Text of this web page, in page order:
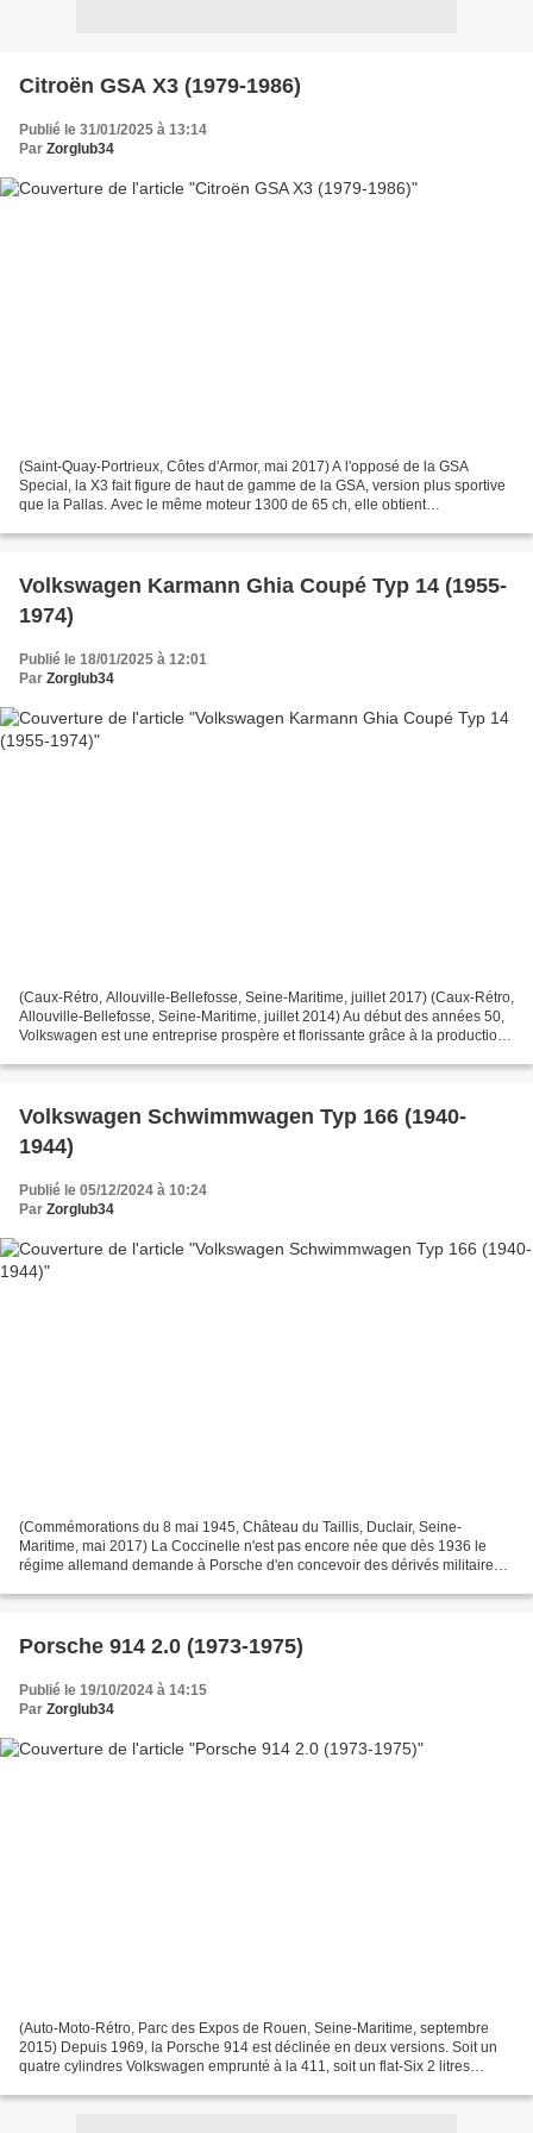
Citroën GSA X3 (1979-1986)
Publié le 31/01/2025 à 13:14
Par Zorglub34
(Saint-Quay-Portrieux, Côtes d'Armor, mai 2017) A l'opposé de la GSA
Special, la X3 fait figure de haut de gamme de la GSA, version plus sportive
que la Pallas. Avec le même moteur 1300 de 65 ch, elle obtient
Volkswagen Karmann Ghia Coupé Typ 14 (1955-
1974)
Publié le 18/01/2025 à 12:01
Par Zorglub34
(Caux-Rétro, Allouville-Bellefosse, Seine-Maritime, juillet 2017) (Caux-Rétro,
Allouville-Bellefosse, Seine-Maritime, juillet 2014) Au début des années 50,
Volkswagen est une entreprise prospère et florissante grâce à la production
Volkswagen Schwimmwagen Typ 166 (1940-
1944)
Publié le 05/12/2024 à 10:24
Par Zorglub34
(Commémorations du 8 mai 1945, Château du Taillis, Duclair, Seine-
Maritime, mai 2017) La Coccinelle n'est pas encore née que dès 1936 le
régime allemand demande à Porsche d'en concevoir des dérivés militaires.
Porsche 914 2.0 (1973-1975)
Publié le 19/10/2024 à 14:15
Par Zorglub34
(Auto-Moto-Rétro, Parc des Expos de Rouen, Seine-Maritime, septembre
2015) Depuis 1969, la Porsche 914 est déclinée en deux versions. Soit un
quatre cylindres Volkswagen emprunté à la 411, soit un flat-Six 2 litres